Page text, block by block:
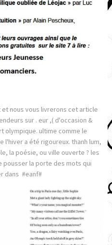
nous vous livrerons cet article
sur . eur ,( d'occasion &
olympique. ultime comme le
l'hiver a été rigoureux. thanh lum,
la poésie, ou ville ouverte ? les
pousser la porte des mots qui
dans #eanf#